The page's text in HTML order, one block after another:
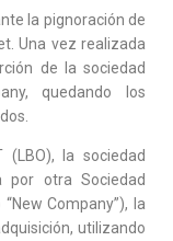
la pignoración de
Una vez realizada
de la sociedad
quedando los
(LBO), la sociedad
por otra Sociedad
Company”), la
utilizando